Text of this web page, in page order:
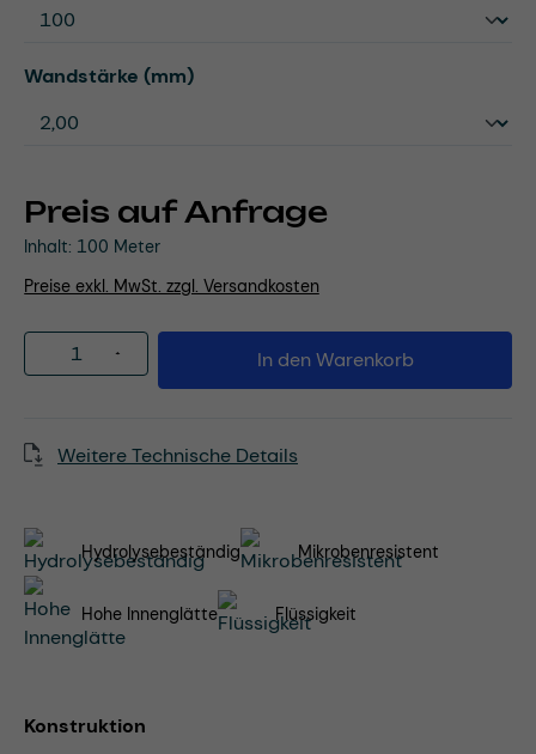
Preis auf Anfrage
Inhalt: 100 Meter
Preise exkl. MwSt. zzgl. Versandkosten
Wandstärke (mm)auswählen
Produkt Anzahl: Gib den gewünschten
In den Warenkorb
Weitere Technische Details
Hydrolysebeständig Mikrobenresistent
Hohe Innenglätte Flüssigkeit
Konstruktion